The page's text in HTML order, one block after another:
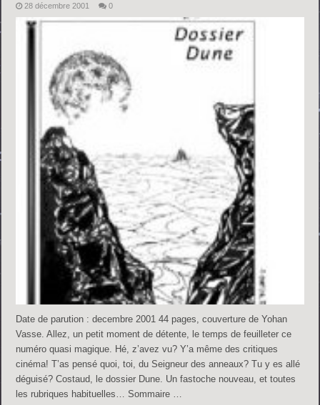
28 décembre 2001 0
Date de parution : decembre 2001 44 pages, couverture de Yohan
Vasse. Allez, un petit moment de détente, le temps de feuilleter ce
numéro quasi magique. Hé, z’avez vu? Y’a même des critiques
cinéma! T’as pensé quoi, toi, du Seigneur des anneaux? Tu y es allé
déguisé? Costaud, le dossier Dune. Un fastoche nouveau, et toutes
les rubriques habituelles… Sommaire …